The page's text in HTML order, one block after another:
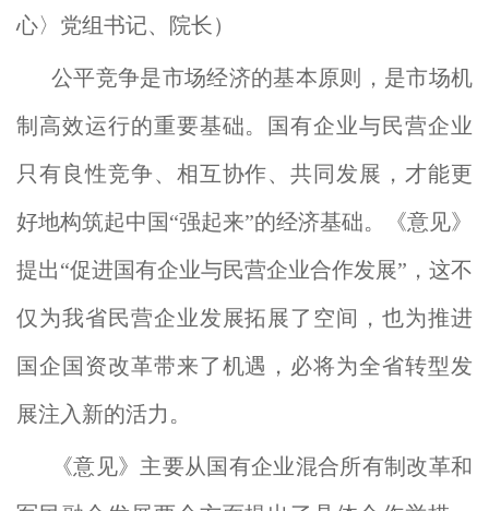
心〉党组书记、院长）
公平竞争是市场经济的基本原则，是市场机
制高效运行的重要基础。国有企业与民营企业
只有良性竞争、相互协作、共同发展，才能更
好地构筑起中国“强起来”的经济基础。《意见》
提出“促进国有企业与民营企业合作发展”，这不
仅为我省民营企业发展拓展了空间，也为推进
国企国资改革带来了机遇，必将为全省转型发
展注入新的活力。
《意见》主要从国有企业混合所有制改革和